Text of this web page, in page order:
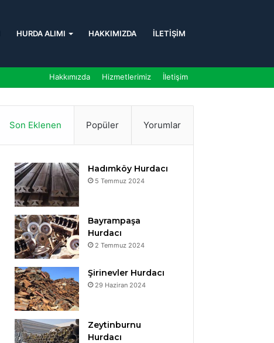
HURDA ALIMI HAKKIMIZDA İLETIŞIM
Hakkımızda Hizmetlerimiz İletişim
Son Eklenen Popüler Yorumlar
Hadımköy Hurdacı
5 Temmuz 2024
Bayrampaşa
Hurdacı
2 Temmuz 2024
Şirinevler Hurdacı
29 Haziran 2024
Zeytinburnu
Hurdacı